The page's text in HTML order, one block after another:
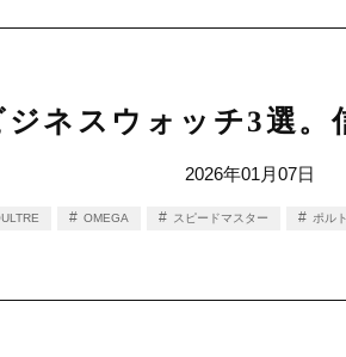
ネスウォッチ3選
2026年01月07日
OMEGA スピードマスター ポル